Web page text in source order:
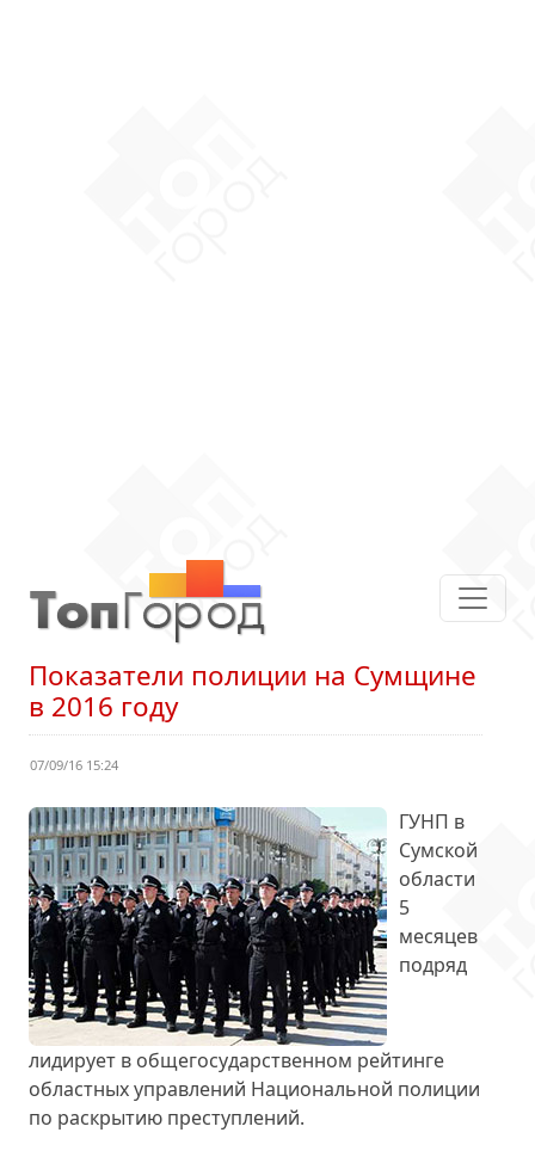
Показатели полиции на Сумщине
в 2016 году
07/09/16 15:24
ГУНП в
Сумской
области
5
месяцев
подряд
лидирует в общегосударственном рейтинге
областных управлений Национальной полиции
по раскрытию преступлений.